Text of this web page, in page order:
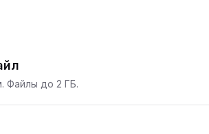
Файлы до 2 ГБ.